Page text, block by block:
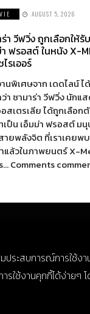
AUGUST 5, 2026
า วีฟวิ่ง ถูกเลือกให้รั
า ฟรอสต์ ในหนัง X-
ไรเออร์
นพิเศษจาก เดดไลน์ ไ
า ซามาร่า วีฟวิ่ง นัก
สเตรเลีย ได้ถูกเลือกตั
ป็น เอ็มม่า ฟรอสต์ ม
ยพลังจิต ที่เราเคยพ
แล้วในภาพยนตร์ X-
Comments
ประสบการณ์การใช้ง
ใช้งานคุกกี้ได้ง่ายๆ